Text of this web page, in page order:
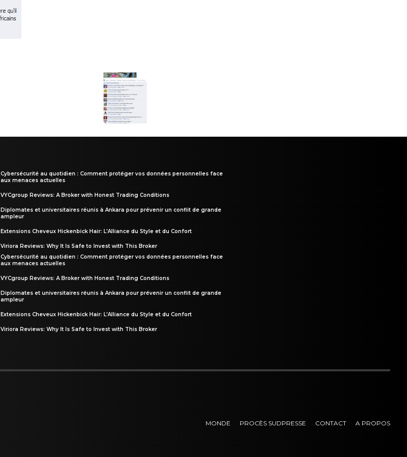
Cybersécurité au quotidien : Comment protéger vos données personnelles face
aux menaces actuelles
VYCgroup Reviews: A Broker with Honest Trading Conditions
Diplomates et universitaires réunis à Ankara pour prévenir un conflit de grande
ampleur
Extensions Cheveux Hickenbick Hair: L’Alliance du Style et du Confort
Viriora Reviews: Why It Is Safe to Invest with This Broker
Cybersécurité au quotidien : Comment protéger vos données personnelles face
aux menaces actuelles
VYCgroup Reviews: A Broker with Honest Trading Conditions
Diplomates et universitaires réunis à Ankara pour prévenir un conflit de grande
ampleur
Extensions Cheveux Hickenbick Hair: L’Alliance du Style et du Confort
Viriora Reviews: Why It Is Safe to Invest with This Broker
MONDE PROCÈS SUDPRESSE CONTACT A PROPOS